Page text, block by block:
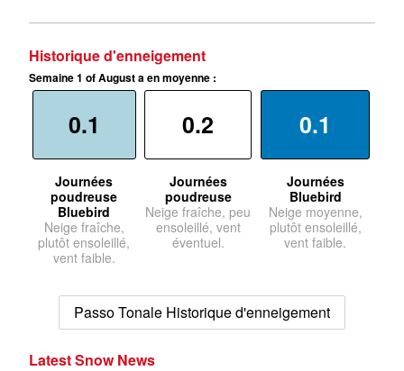
Historique d'enneigement
Semaine 1 of August a en moyenne :
0.1
Journées
poudreuse
Bluebird
Neige fraîche,
plutôt ensoleillé,
vent faible.
0.2
Journées
poudreuse
Neige fraîche, peu
ensoleillé, vent
éventuel.
0.1
Journées
Bluebird
Neige moyenne,
plutôt ensoleillé,
vent faible.
Passo Tonale Historique d'enneigement